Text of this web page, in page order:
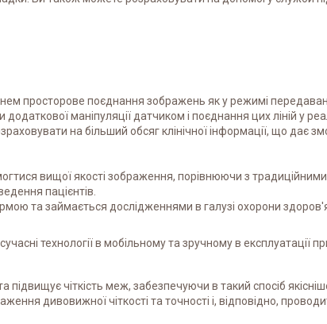
просторове поєднання зображень як у режимі
маніпуляції датчиком і поєднання цих ліній у
на більший обсяг клінічної інформації, що дає
вищої якості зображення, порівнюючи з традиційними
пацієнтів.
та займається дослідженнями в галузі охорони
технології в мобільному та зручному в експлуатації
чіткість меж, забезпечуючи в такий спосіб
дивовижної чіткості та точності і, відповідно,